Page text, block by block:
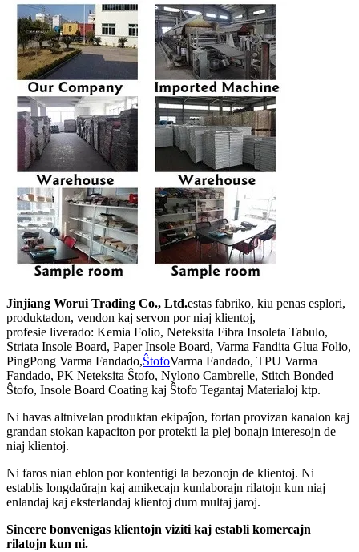
Jinjiang Worui Trading Co., Ltd.estas fabriko, kiu penas esplori,
produktadon, vendon kaj servon por niaj klientoj,
profesie liverado: Kemia Folio, Neteksita Fibra Insoleta Tabulo,
Striata Insole Board, Paper Insole Board, Varma Fandita Glua Folio,
PingPong Varma Fandado,ŜtofoVarma Fandado, TPU Varma
Fandado, PK Neteksita Ŝtofo, Nylono Cambrelle, Stitch Bonded
Ŝtofo, Insole Board Coating kaj Ŝtofo Tegantaj Materialoj ktp.
Ni havas altnivelan produktan ekipaĵon, fortan provizan kanalon kaj
grandan stokan kapaciton por protekti la plej bonajn interesojn de
niaj klientoj.
Ni faros nian eblon por kontentigi la bezonojn de klientoj. Ni
establis longdaŭrajn kaj amikecajn kunlaborajn rilatojn kun niaj
enlandaj kaj eksterlandaj klientoj dum multaj jaroj.
Sincere bonvenigas klientojn viziti kaj establi komercajn
rilatojn kun ni.